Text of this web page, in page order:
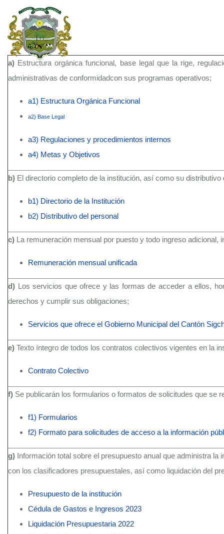
a) Estructura orgánica funcional, base legal que la rige,
administrativas de conformidadcon sus programas operativos;
a1) Estructura Orgánica Funcional
a2) Base Legal
a3) Regulaciones y procedimientos internos
a4) Metas y Objetivos
b) El directorio completo de la institución, así como su distributivo
b1) Directorio de la Institución
b2) Distributivo del personal
c) La remuneración mensual por puesto y todo ingreso
Remuneración mensual unificada
d) Los servicios que ofrece y las formas de acceder a ellos,
derechos y cumplir sus obligaciones;
Servicios que ofrece el Gobierno Municipal del Cantón
e) Texto íntegro de todos los contratos colectivos vigentes en la
Contrato Colectivo
f) Se publicarán los formularios o formatos de solicitudes que se
f1) Formularios
f2) Formato para solicitudes de acceso a la información
g) Información total sobre el presupuesto anual que administra
con los clasificadores presupuestales, así como liquidación del
Presupuesto de la institución
Cédula de Gastos e Ingresos 2023
Liquidación Presupuestaria 2022